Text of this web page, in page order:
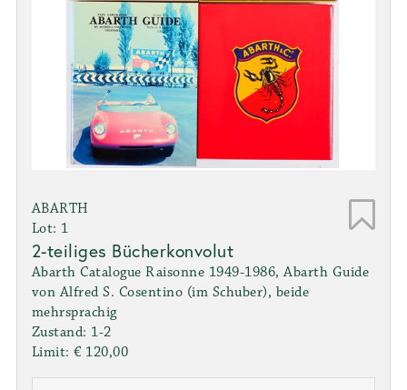
ABARTH
Lot: 1
2-teiliges Bücherkonvolut
Abarth Catalogue Raisonne 1949-1986, Abarth Guide
von Alfred S. Cosentino (im Schuber), beide
mehrsprachig
Zustand: 1-2
Limit: € 120,00